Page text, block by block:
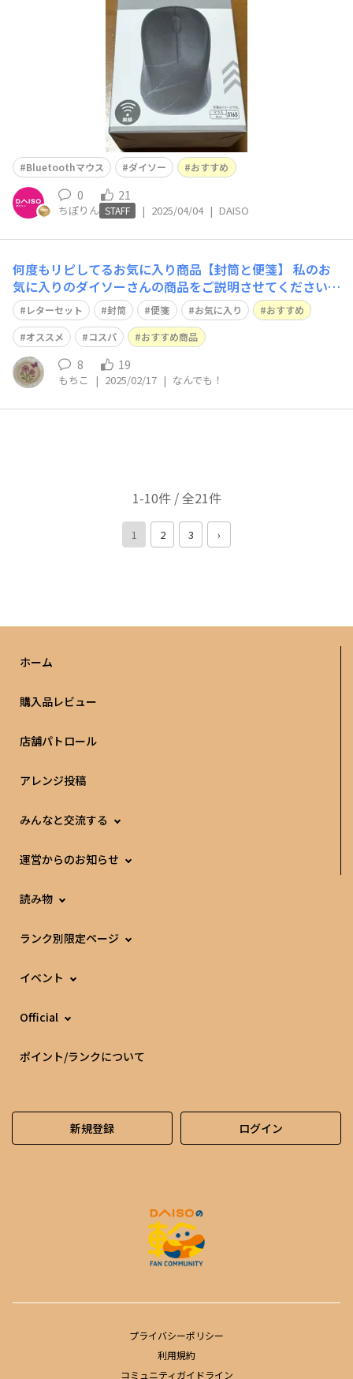
Bluetoothマウス ダイソー おすすめ
0 21
ちぽりん STAFF | 2025/04/04 | DAISO
何度もリピしてるお気に入り商品【封筒と便箋】 私のお
気に入りのダイソーさんの商品をご説明させてください(^
^) 便箋と封筒です！ これ、シンプルですがすごいんです
✨ アピールポイント①大容量でコスパ最強！ だいたい、1
00均さんのレターセットって、封筒1枚、便箋2枚がワン
セットで5〜10セット
レターセット 封筒 便箋 お気に入り
おすすめ
オススメ
コスパ おすすめ商品
8 19
もちこ | 2025/02/17 | なんでも！
1-10件 / 全21件
1 2 3 ›
ホーム
購入品レビュー
店舗パトロール
アレンジ投稿
みんなと交流する
運営からのお知らせ
読み物
ランク別限定ページ
イベント
Official
ポイント/ランクについて
新規登録 ログイン
プライバシーポリシー
利用規約
コミュニティガイドライン